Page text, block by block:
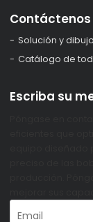
Solución y
Catálogo de
Escriba su